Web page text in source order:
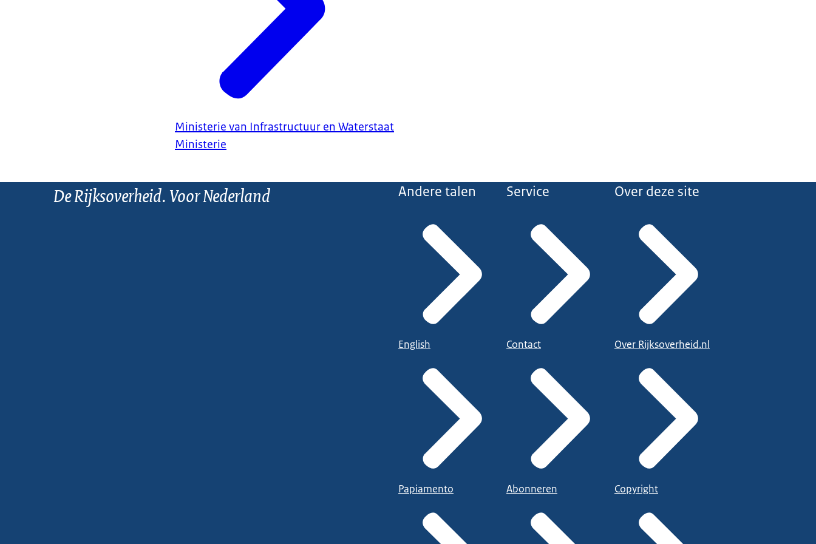
Ministerie van Infrastructuur en Waterstaat
Ministerie
De Rijksoverheid. Voor Nederland Andere talen
English
Papiamento
Service
Contact
Abonneren
Over deze site
Over Rijksoverheid.nl
Copyright